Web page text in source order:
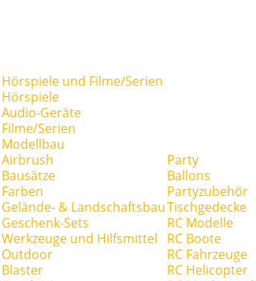
Hörspiele und Filme/Serien
Hörspiele
Audio-Geräte
Filme/Serien
Modellbau
Airbrush
Bausätze
Farben
Gelände- & Landschaftsbau
Geschenk-Sets
Werkzeuge und Hilfsmittel
Outdoor
Blaster
Party
Ballons
Partyzubehör
Tischgedecke
RC Modelle
RC Boote
RC Fahrzeuge
RC Helicopter